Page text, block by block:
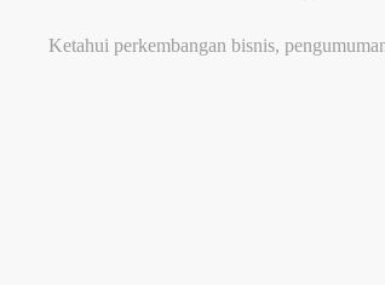
Ketahui perkembangan bisnis,